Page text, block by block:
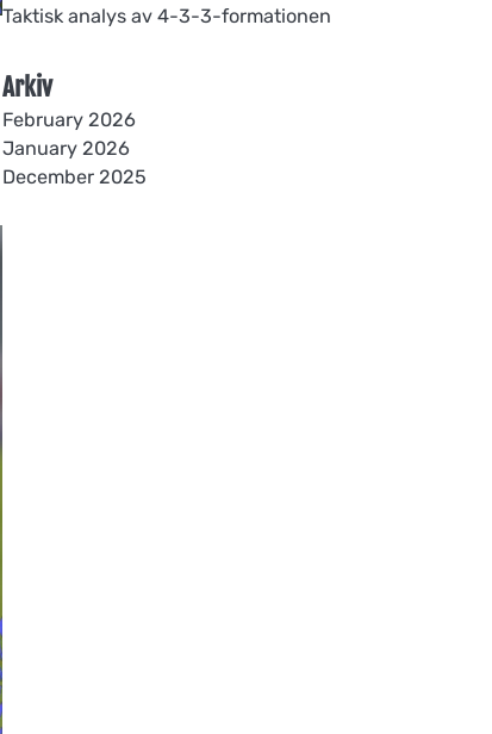
Taktisk analys av 4-3-3-formationen
Arkiv
February 2026
January 2026
December 2025